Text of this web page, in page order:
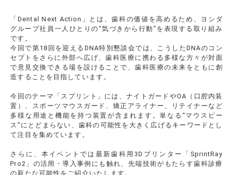
「Dental Next Action」とは、歯科の価値を高めるため、ヨシダ
グループ社員一人ひとりの“気づきから行動”を表現する取り組み
です。
今回で第18回を迎えるDNA特別懇談会では、こうしたDNAのコン
セプトをさらに外部へ広げ、歯科医療に携わる多様な方々が対面
で意見交換できる場を設けることで、歯科医療の未来をともに創
造することを目指しています。
今回のテーマ「スプリント」には、ナイトガードやOA（口腔内装
置）、スポーツマウスガード、矯正アライナー、リテイナーなど
多様な用途と機能を持つ装置が含まれます。単なる“マウスピー
ス”にとどまらない、歯科の可能性を大きく広げるキーワードとし
て注目を集めています。
さらに、本イベントでは最新歯科用3Dプリンター「SprintRay
Pro2」の活用・導入事例にも触れ、先端技術がもたらす歯科診療
の新たな可能性をご紹介いたします。